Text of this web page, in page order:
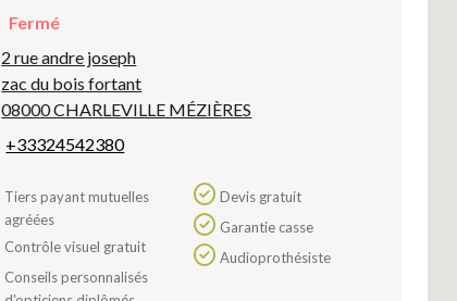
Fermé
2 rue andre joseph
zac du bois fortant
08000 CHARLEVILLE MÉZIÈRES
+33324542380
agréées
Contrôle visuel gratuit
Devis gratuit
Garantie casse
Audioprothésiste